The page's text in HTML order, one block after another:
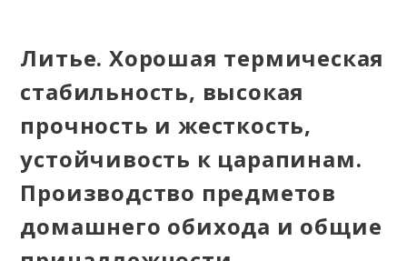
Литье. Хорошая термическая
стабильность, высокая
прочность и жесткость,
устойчивость к царапинам.
Производство предметов
домашнего обихода и общие